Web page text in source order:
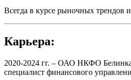
Всегда в курсе рыночных трендов
Карьера:
2020-2024 гг. – ОАО НКФО
специалист финансового